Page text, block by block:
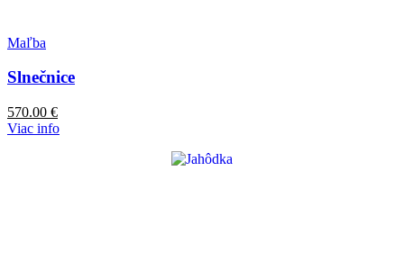
Maľba
Slnečnice
570.00 €
Viac info